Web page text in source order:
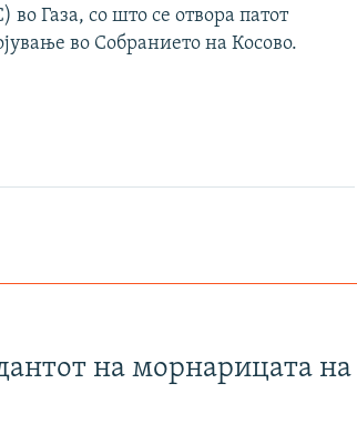
Газа, со што се отвора патот
во Собранието на Косово.
на морнарицата на